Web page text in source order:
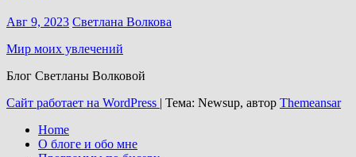
Авг 9, 2023 Светлана Волкова
Мир моих увлечений
Блог Светланы Волковой
Сайт работает на WordPress | Тема: Newsup, автор Themeansar
Home
О блоге и обо мне